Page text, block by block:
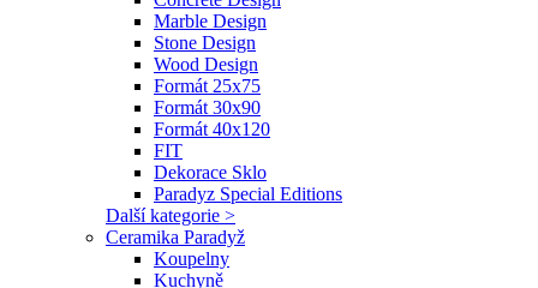
Marble Design
Stone Design
Wood Design
Formát 25x75
Formát 30x90
Formát 40x120
FIT
Dekorace Sklo
Paradyz Special Editions
Další kategorie >
Ceramika Paradyž
Koupelny
Kuchyně